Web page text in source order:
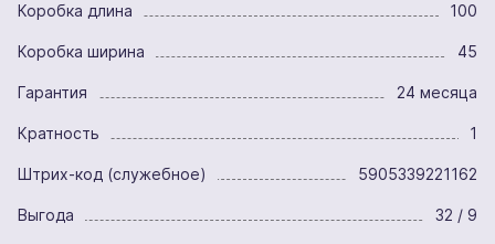
Коробка длина 100
Коробка ширина 45
Гарантия 24 месяца
Кратность 1
Штрих-код (служебное) 5905339221162
Выгода 32 / 9